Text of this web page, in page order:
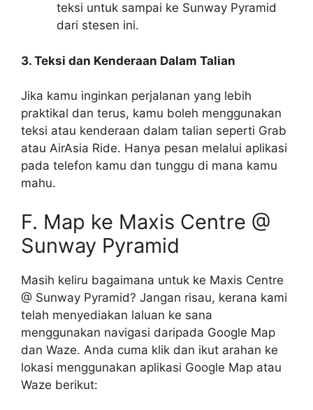
teksi untuk sampai ke Sunway Pyramid
dari stesen ini.
3. Teksi dan Kenderaan Dalam Talian
Jika kamu inginkan perjalanan yang lebih
praktikal dan terus, kamu boleh menggunakan
teksi atau kenderaan dalam talian seperti Grab
atau AirAsia Ride. Hanya pesan melalui aplikasi
pada telefon kamu dan tunggu di mana kamu
mahu.
F. Map ke Maxis Centre @
Sunway Pyramid
Masih keliru bagaimana untuk ke Maxis Centre
@ Sunway Pyramid? Jangan risau, kerana kami
telah menyediakan laluan ke sana
menggunakan navigasi daripada Google Map
dan Waze. Anda cuma klik dan ikut arahan ke
lokasi menggunakan aplikasi Google Map atau
Waze berikut: